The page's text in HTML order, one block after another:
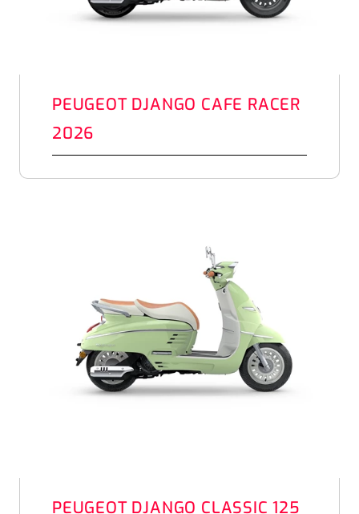
PEUGEOT DJANGO CAFE RACER
2026
PEUGEOT DJANGO CLASSIC 125